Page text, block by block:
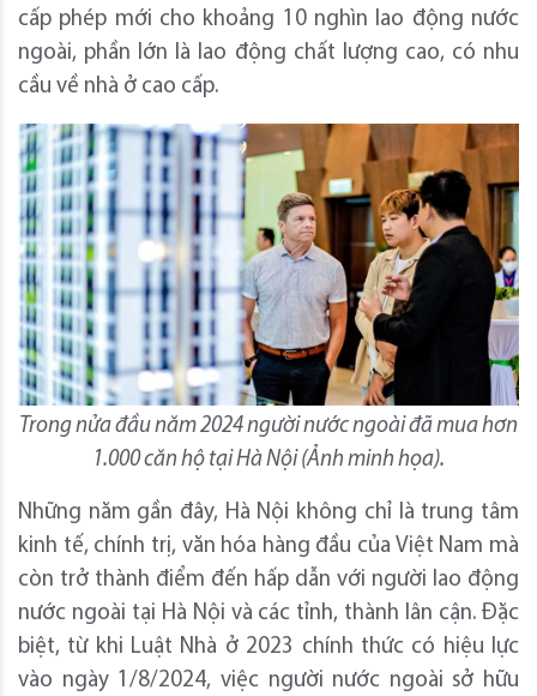
cấp phép mới cho khoảng 10 nghìn lao động nước
ngoài, phần lớn là lao động chất lượng cao, có nhu
cầu về nhà ở cao cấp.
Trong nửa đầu năm 2024 người nước ngoài đã mua hơn
1.000 căn hộ tại Hà Nội (Ảnh minh họa).
Những năm gần đây, Hà Nội không chỉ là trung tâm
kinh tế, chính trị, văn hóa hàng đầu của Việt Nam mà
còn trở thành điểm đến hấp dẫn với người lao động
nước ngoài tại Hà Nội và các tỉnh, thành lân cận. Đặc
biệt, từ khi Luật Nhà ở 2023 chính thức có hiệu lực
vào ngày 1/8/2024, việc người nước ngoài sở hữu